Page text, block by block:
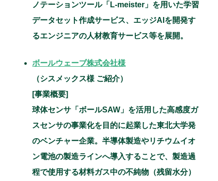
ノテーションツール「L-meister」を用いた学習
データセット作成サービス、エッジAIを開発す
るエンジニアの人材教育サービス等を展開。
ボールウェーブ株式会社様
（シスメックス様 ご紹介）
[事業概要]
球体センサ「ボールSAW」を活用した高感度ガ
スセンサの事業化を目的に起業した東北大学発
のベンチャー企業。半導体製造やリチウムイオ
ン電池の製造ラインへ導入することで、製造過
程で使用する材料ガス中の不純物（残留水分）